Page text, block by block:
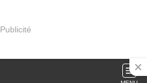
Publicité